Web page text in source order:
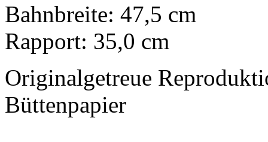
Bahnbreite: 47,5 cm
Rapport: 35,0 cm
Originalgetreue
Büttenpapier